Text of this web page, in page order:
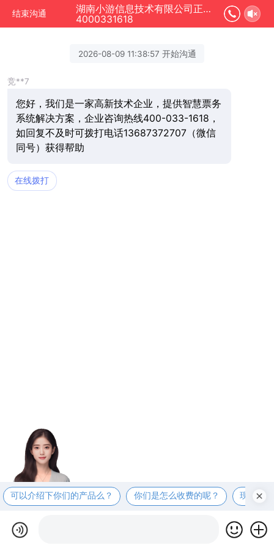
结束沟通
湖南小游信息技术有限公司正在为您服务
4000331618
2026-08-09 11:38:57 开始沟通
竞**7
您好，我们是一家高新技术企业，提供智慧票务
系统解决方案，企业咨询热线400-033-1618，
如回复不及时可拨打电话13687372707（微信
同号）获得帮助
在线拨打
可以介绍下你们的产品么？ 你们是怎么收费的呢？ 现在有